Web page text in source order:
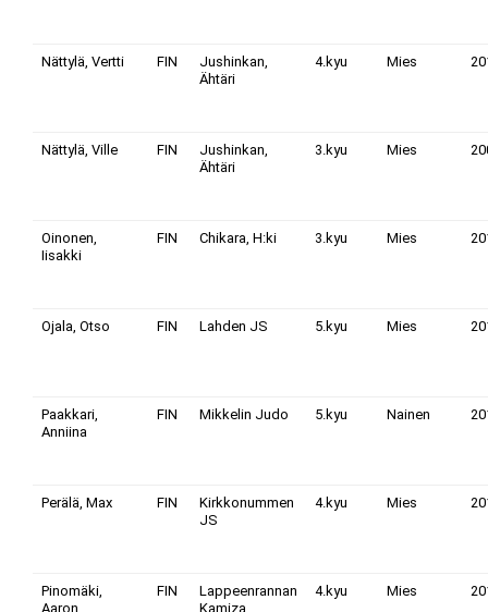
Nättylä, Vertti FIN
Jushinkan,
Ähtäri
4.kyu Mies
Nättylä, Ville FIN
Jushinkan,
Ähtäri
3.kyu Mies
Oinonen,
Iisakki
FIN Chikara, H:ki 3.kyu Mies
Ojala, Otso FIN Lahden JS 5.kyu Mies
Paakkari,
Anniina
FIN Mikkelin Judo 5.kyu Nainen
Perälä, Max FIN
Kirkkonummen
JS
4.kyu Mies
Pinomäki,
Aaron
FIN
Lappeenrannan
Kamiza
4.kyu Mies